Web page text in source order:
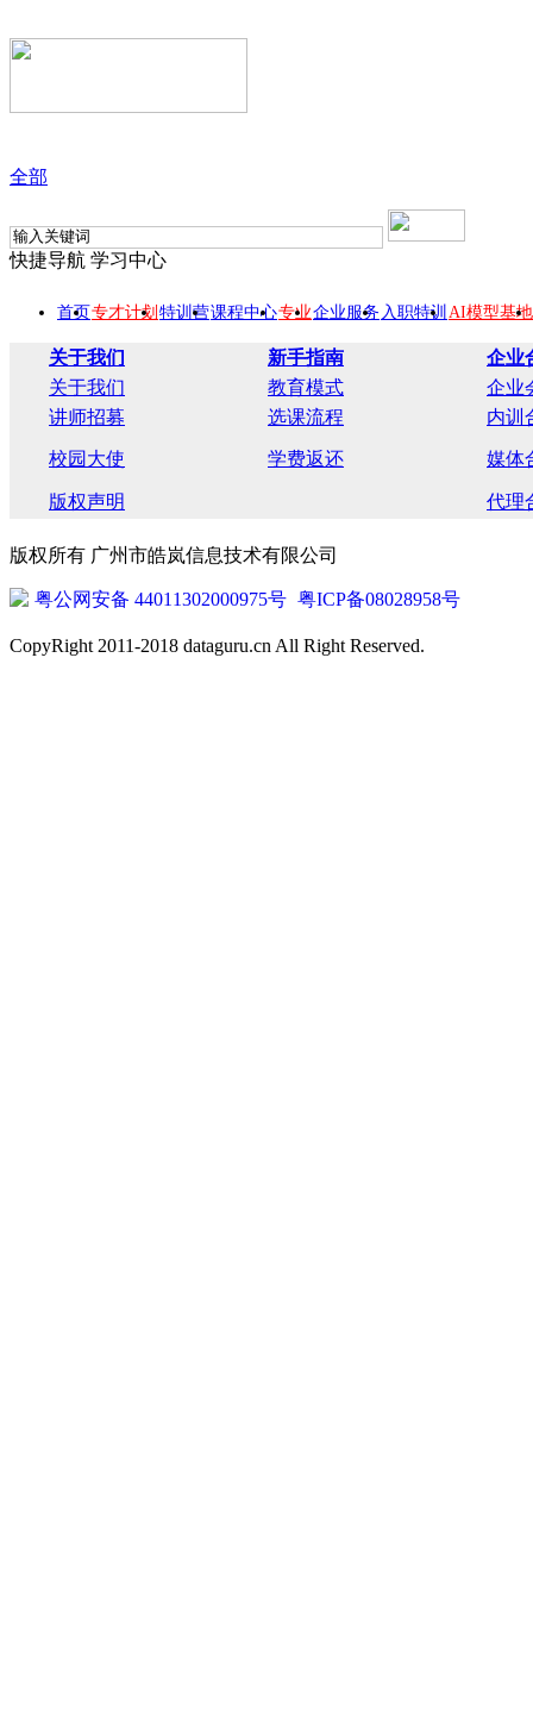
全部
快捷导航 学习中心
首页专才计划 特训营课程中心专业企业服务 入职特训 AI模型基地
关于我们 新手指南
企业
关于我们
教育模式
企业
讲师招募
选课流程 内训
校园大使 学费返还 媒体
版权声明 代理
版权所有 广州市皓岚信息技术有限公司
粤公网安备 44011302000975号 粤ICP备08028958号
CopyRight 2011-2018 dataguru.cn All Right Reserved.